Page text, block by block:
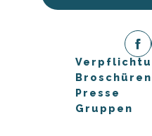
Broschüren
Presse
Gruppen